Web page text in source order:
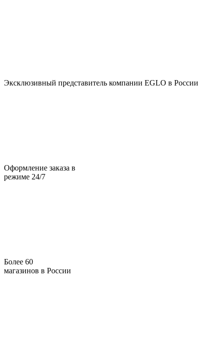
Эксклюзивный представитель компании EGLO в России
Оформление заказа в
режиме 24/7
Более 60
магазинов в России